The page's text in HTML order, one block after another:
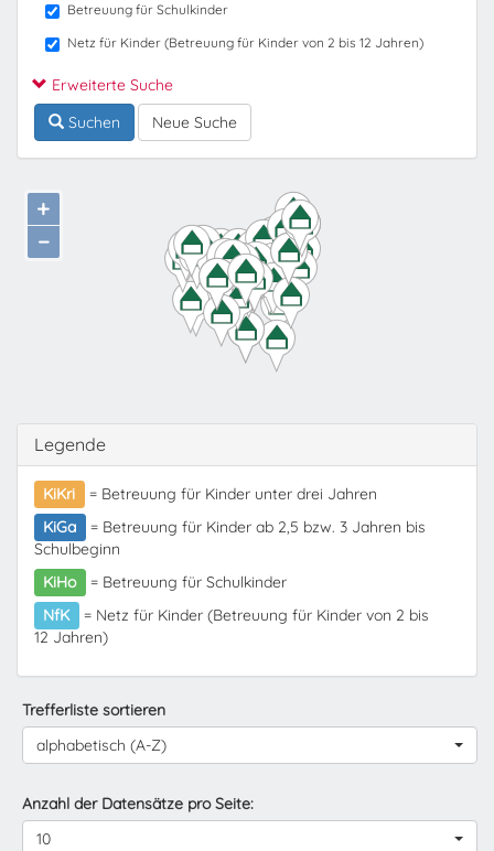
Betreuung für Schulkinder
Netz für Kinder (Betreuung für Kinder von 2 bis 12 Jahren)
Erweiterte Suche
Suchen
Neue Suche
+
−
Legende
KiKri
= Betreuung für Kinder unter drei Jahren
KiGa
= Betreuung für Kinder ab 2,5 bzw. 3 Jahren bis
Schulbeginn
KiHo
= Betreuung für Schulkinder
NfK
= Netz für Kinder (Betreuung für Kinder von 2 bis
12 Jahren)
Trefferliste sortieren
alphabetisch (A-Z)
Anzahl der Datensätze pro Seite:
10